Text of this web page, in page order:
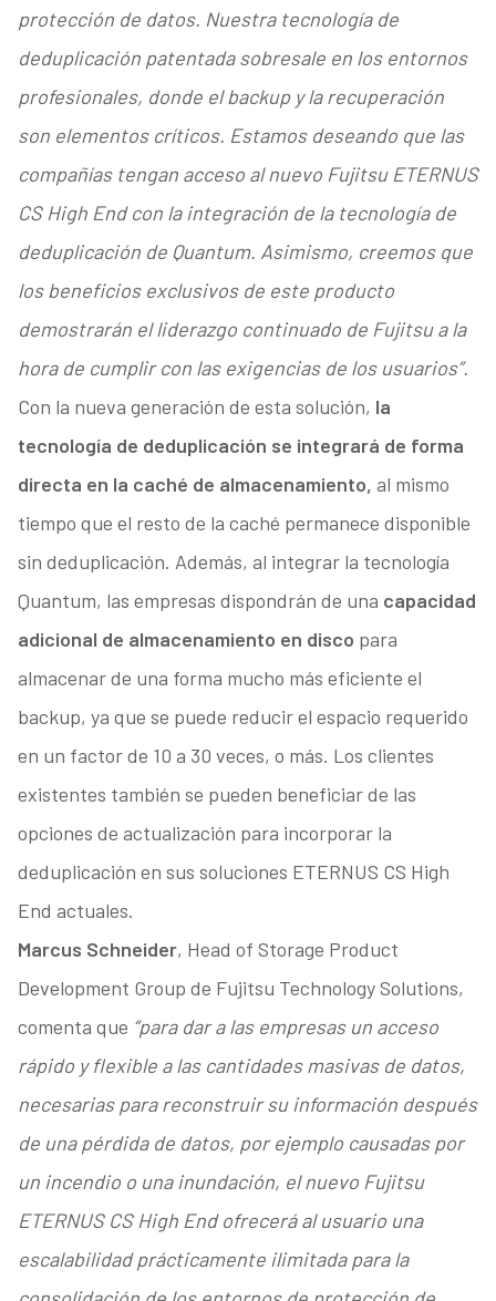
protección de datos. Nuestra tecnología de
deduplicación patentada sobresale en los entornos
profesionales, donde el backup y la recuperación
son elementos críticos. Estamos deseando que las
compañías tengan acceso al nuevo Fujitsu ETERNUS
CS High End con la integración de la tecnología de
deduplicación de Quantum. Asimismo, creemos que
los beneficios exclusivos de este producto
demostrarán el liderazgo continuado de Fujitsu a la
hora de cumplir con las exigencias de los usuarios”.
Con la nueva generación de esta solución, la
tecnología de deduplicación se integrará de forma
directa en la caché de almacenamiento, al mismo
tiempo que el resto de la caché permanece disponible
sin deduplicación. Además, al integrar la tecnología
Quantum, las empresas dispondrán de una capacidad
adicional de almacenamiento en disco para
almacenar de una forma mucho más eficiente el
backup, ya que se puede reducir el espacio requerido
en un factor de 10 a 30 veces, o más. Los clientes
existentes también se pueden beneficiar de las
opciones de actualización para incorporar la
deduplicación en sus soluciones ETERNUS CS High
End actuales.
Marcus Schneider, Head of Storage Product
Development Group de Fujitsu Technology Solutions,
comenta que “para dar a las empresas un acceso
rápido y flexible a las cantidades masivas de datos,
necesarias para reconstruir su información después
de una pérdida de datos, por ejemplo causadas por
un incendio o una inundación, el nuevo Fujitsu
ETERNUS CS High End ofrecerá al usuario una
escalabilidad prácticamente ilimitada para la